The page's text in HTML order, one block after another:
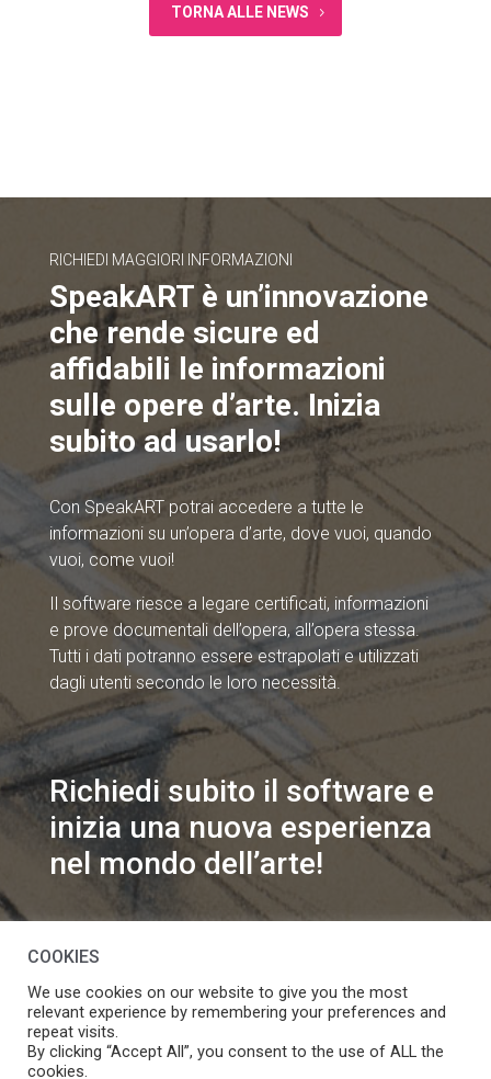
TORNA ALLE NEWS
RICHIEDI MAGGIORI INFORMAZIONI
SpeakART è un’innovazione
che rende sicure ed
affidabili le informazioni
sulle opere d’arte. Inizia
subito ad usarlo!
Con SpeakART potrai accedere a tutte le
informazioni su un’opera d’arte, dove vuoi, quando
vuoi, come vuoi!
Il software riesce a legare certificati, informazioni
e prove documentali dell’opera, all’opera stessa.
Tutti i dati potranno essere estrapolati e utilizzati
dagli utenti secondo le loro necessità.
Richiedi subito il software e
inizia una nuova esperienza
nel mondo dell’arte!
COOKIES
We use cookies on our website to give you the most
relevant experience by remembering your preferences and
repeat visits.
By clicking “Accept All”, you consent to the use of ALL the
cookies.